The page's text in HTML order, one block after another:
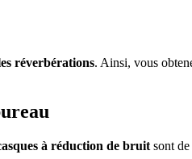
réverbérations. Ainsi, vous
à réduction de bruit sont